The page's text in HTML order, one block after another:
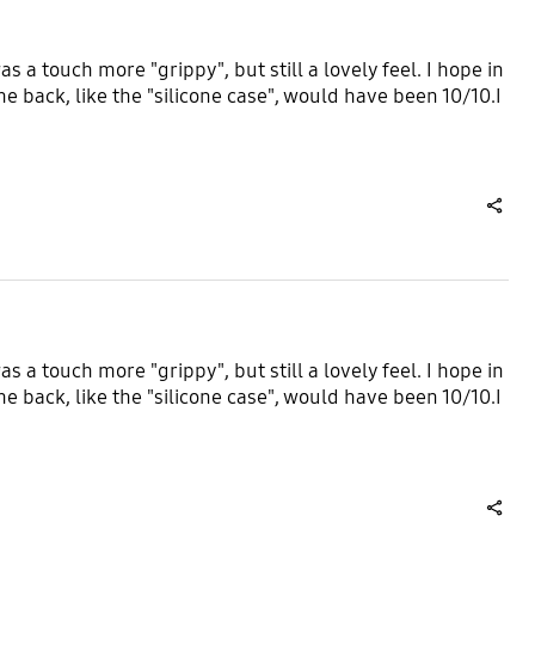
a touch more "grippy", but still a lovely feel. I hope in
like the "silicone case", would have been 10/10.I
a touch more "grippy", but still a lovely feel. I hope in
like the "silicone case", would have been 10/10.I